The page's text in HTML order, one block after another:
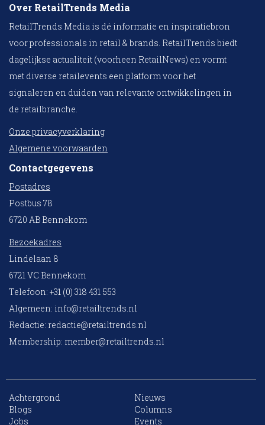
Over RetailTrends Media
RetailTrends Media is dé informatie en inspiratiebron
voor professionals in retail & brands. RetailTrends biedt
dagelijkse actualiteit (voorheen RetailNews) en vormt
met diverse retailevents een platform voor het
signaleren en duiden van relevante ontwikkelingen in
de retailbranche.
Onze privacyverklaring
Algemene voorwaarden
Contactgegevens
Postadres
Postbus 78
6720 AB Bennekom
Bezoekadres
Lindelaan 8
6721 VC Bennekom
Telefoon: +31 (0) 318 431 553
Algemeen: info@retailtrends.nl
Redactie: redactie@retailtrends.nl
Membership: member@retailtrends.nl
Achtergrond
Nieuws
Blogs
Columns
Jobs
Events